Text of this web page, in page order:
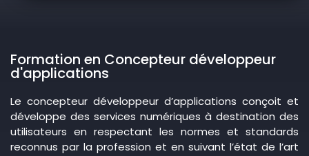
Formation en Concepteur développeur
d'applications
Le concepteur développeur d’applications conçoit et
développe des services numériques à destination des
utilisateurs en respectant les normes et standards
reconnus par la profession et en suivant l’état de l’art